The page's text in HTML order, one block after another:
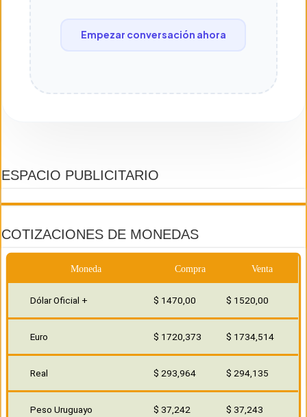
Empezar conversación ahora
ESPACIO PUBLICITARIO
COTIZACIONES DE MONEDAS
Moneda Compra Venta
Dólar Oficial + $ 1470,00 $ 1520,00
Euro $ 1720,373 $ 1734,514
Real $ 293,964 $ 294,135
Peso Uruguayo $ 37,242 $ 37,243